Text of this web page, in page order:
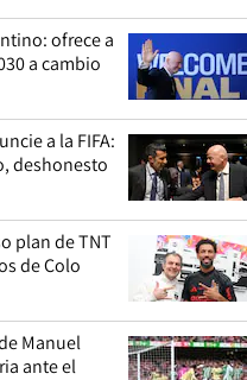
ofrece a
a cambio
a la FIFA:
deshonesto
plan de TNT
de Colo
Manuel
ante el